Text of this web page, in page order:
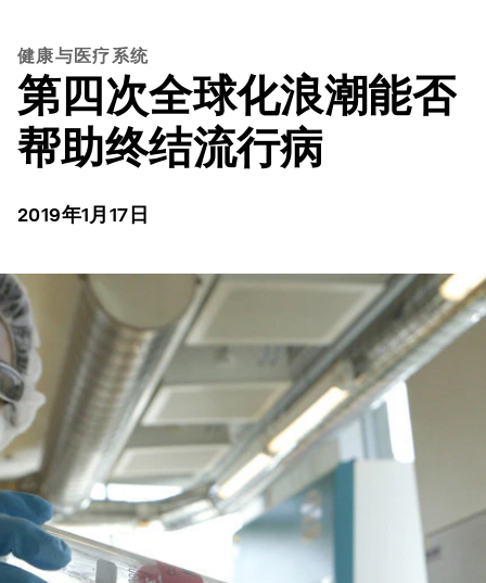
健康与医疗系统
第四次全球化浪潮能否
帮助终结流行病
2019年1月17日